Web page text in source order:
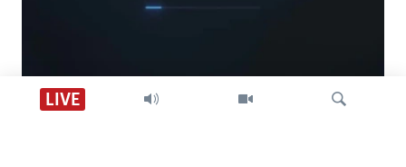
LIVE
Descarga VOA +